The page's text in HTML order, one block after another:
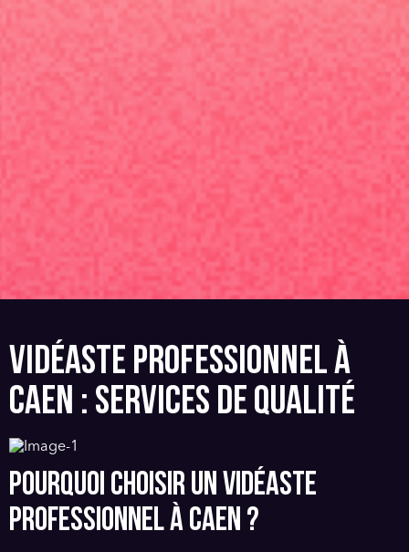
VIDÉASTE PROFESSIONNEL À
CAEN : SERVICES DE QUALITÉ
POURQUOI CHOISIR UN VIDÉASTE
PROFESSIONNEL À CAEN ?